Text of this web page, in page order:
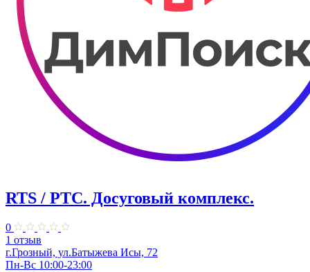
RTS / РТС. Досуговый комплекс.
0
1 отзыв
г.Грозный, ул.Батыжева Исы, 72
Пн-Вс 10:00-23:00